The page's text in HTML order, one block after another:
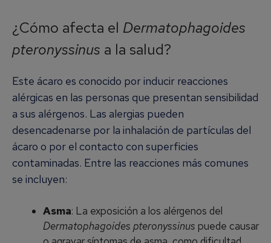
¿Cómo afecta el Dermatophagoides
pteronyssinus a la salud?
Este ácaro es conocido por inducir reacciones
alérgicas en las personas que presentan sensibilidad
a sus alérgenos. Las alergias pueden
desencadenarse por la inhalación de partículas del
ácaro o por el contacto con superficies
contaminadas. Entre las reacciones más comunes
se incluyen:
Asma: La exposición a los alérgenos del
Dermatophagoides pteronyssinus puede causar